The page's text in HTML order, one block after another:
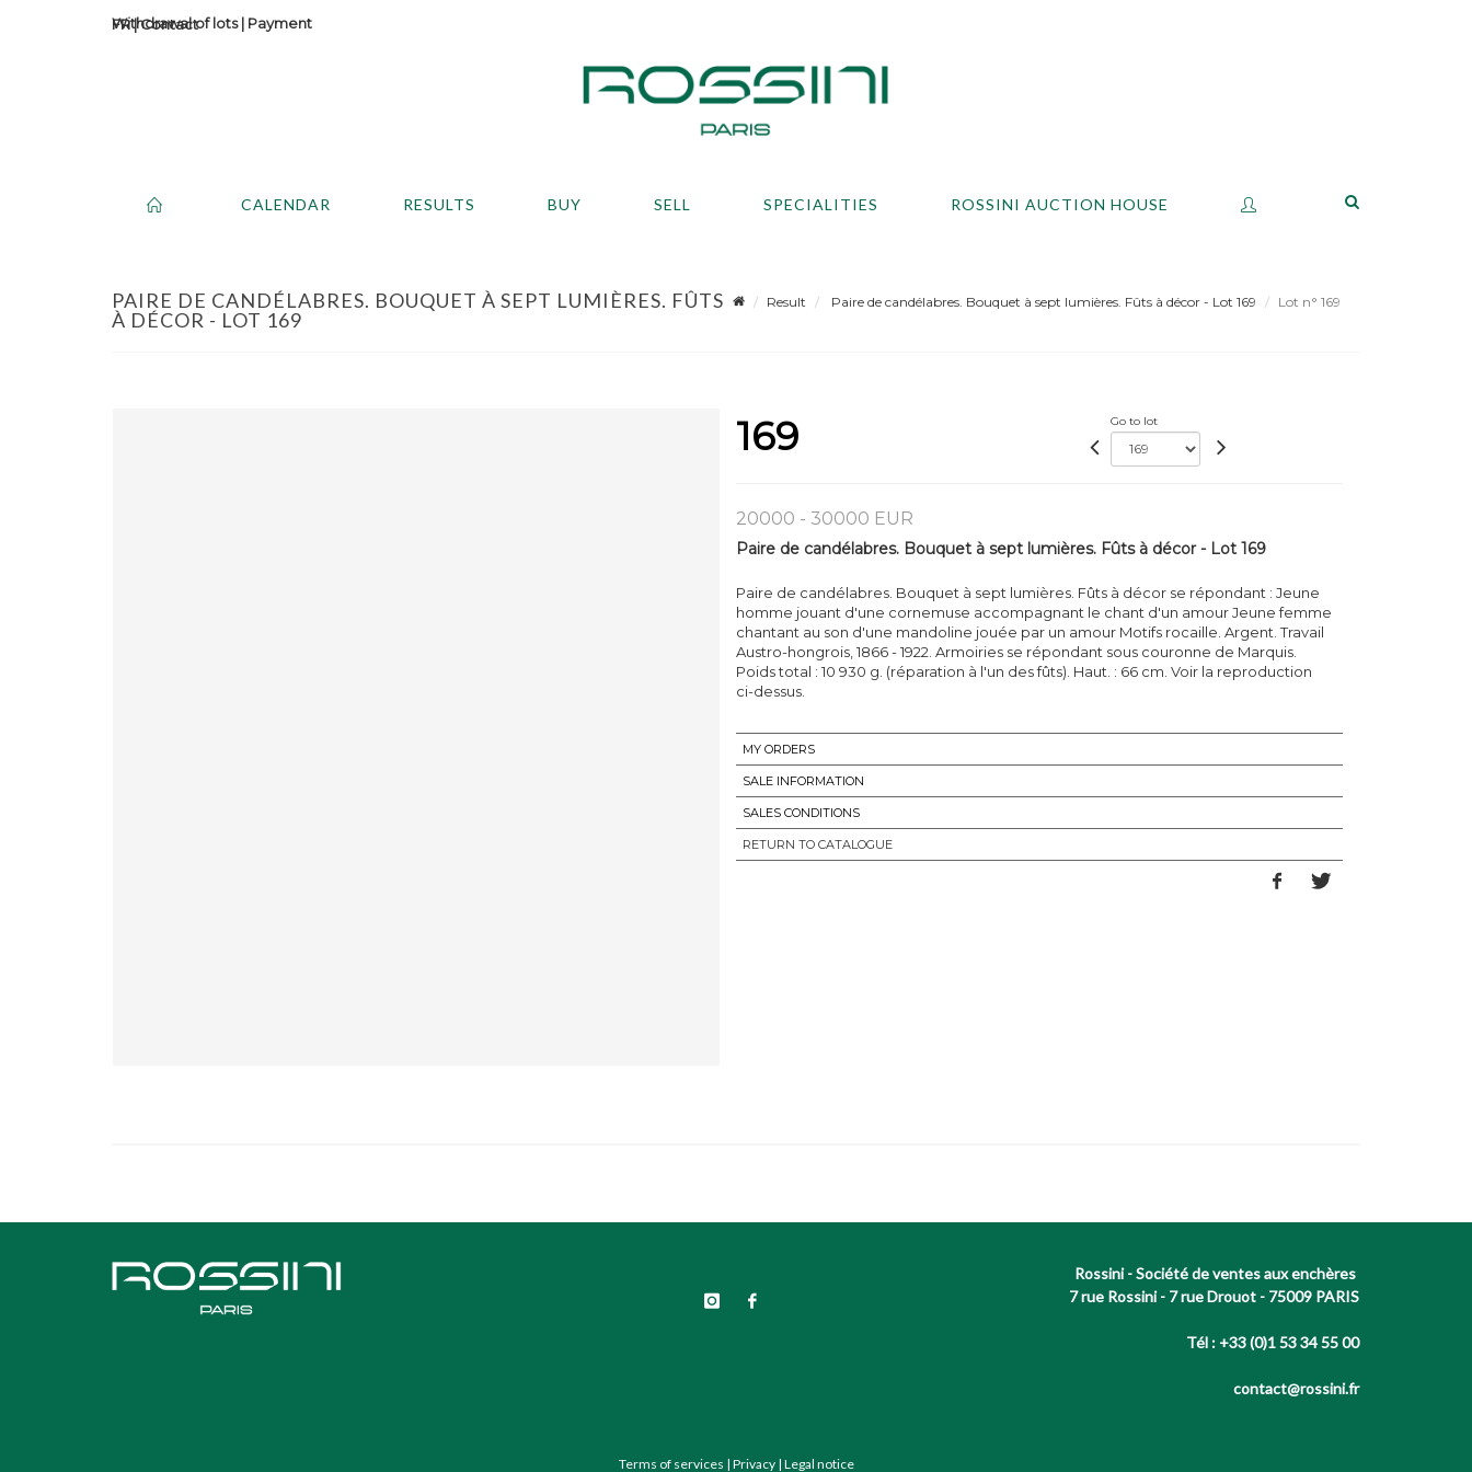
Contact
Withdrawal of lots| Payment
CALENDAR RESULTS BUY SELL SPECIALITIES ROSSINI AUCTION HOUSE
PAIRE DE CANDÉLABRES. BOUQUET À SEPT LUMIÈRES. FÛTS
À DÉCOR - LOT 169
Result Paire de candélabres. Bouquet à sept lumières. Fûts à décor - Lot 169 Lot n° 169
169 Go to lot
20000 - 30000 EUR
Paire de candélabres. Bouquet à sept lumières. Fûts à décor - Lot 169
Paire de candélabres. Bouquet à sept lumières. Fûts à décor se répondant : Jeune
homme jouant d'une cornemuse accompagnant le chant d'un amour Jeune femme
chantant au son d'une mandoline jouée par un amour Motifs rocaille. Argent. Travail
Austro-hongrois, 1866 - 1922. Armoiries se répondant sous couronne de Marquis.
Poids total : 10 930 g. (réparation à l'un des fûts). Haut. : 66 cm. Voir la reproduction
ci-dessus.
MY ORDERS
SALE INFORMATION
SALES CONDITIONS
RETURN TO CATALOGUE
Rossini - Société de ventes aux enchères
7 rue Rossini - 7 rue Drouot - 75009 PARIS
Tél : +33 (0)1 53 34 55 00
contact@rossini.fr
Terms of services | Privacy| Legal notice